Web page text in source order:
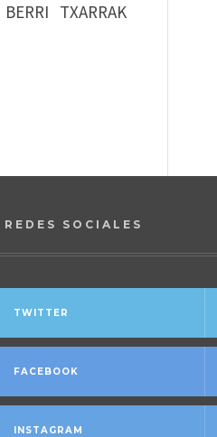
TXARRAK
REDES SOCIALES
TWITTER
FACEBOOK
INSTAGRAM